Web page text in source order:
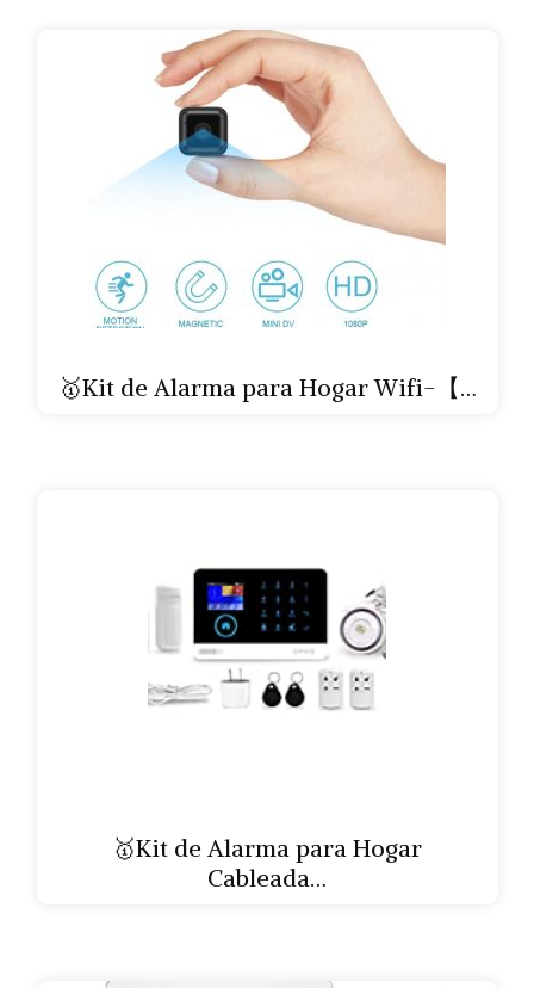
🥇Kit de Alarma para Hogar Wifi-【…
🥇Kit de Alarma para Hogar
Cableada…